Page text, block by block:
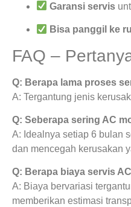
Garansi servis
Bisa panggil ke
FAQ –
Q: Berapa lama proses
A: Tergantung jenis
Q: Seberapa sering AC
A: Idealnya setiap 6 bulan
dan mencegah kerusakan
Q: Berapa biaya servis
A: Biaya bervariasi
memberikan estimasi